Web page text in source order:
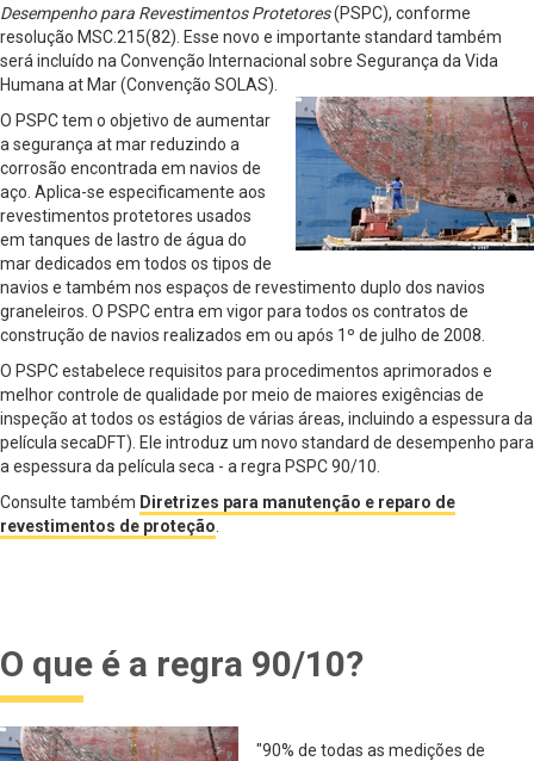
Desempenho para Revestimentos Protetores(PSPC), conforme
resolução MSC.215(82). Esse novo e importante standard também
será incluído na Convenção Internacional sobre Segurança da Vida
Humana at Mar (Convenção SOLAS).
O PSPC tem o objetivo de aumentar
a segurança at mar reduzindo a
corrosão encontrada em navios de
aço. Aplica-se especificamente aos
revestimentos protetores usados
em tanques de lastro de água do
mar dedicados em todos os tipos de
navios e também nos espaços de revestimento duplo dos navios
graneleiros. O PSPC entra em vigor para todos os contratos de
construção de navios realizados em ou após 1º de julho de 2008.
O PSPC estabelece requisitos para procedimentos aprimorados e
melhor controle de qualidade por meio de maiores exigências de
inspeção at todos os estágios de várias áreas, incluindo a espessura da
película secaDFT). Ele introduz um novo standard de desempenho para
a espessura da película seca - a regra PSPC 90/10.
Consulte também Diretrizes para manutenção e reparo de
revestimentos de proteção
O que é a regra 90/10?
"90% de todas as medições de